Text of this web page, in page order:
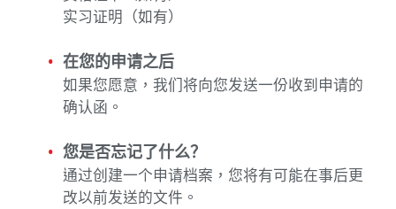
实习证明（如有）
在您的申请之后
如果您愿意，我们将向您发送一份收到申请的
确认函。
您是否忘记了什么？
通过创建一个申请档案，您将有可能在事后更
改以前发送的文件。